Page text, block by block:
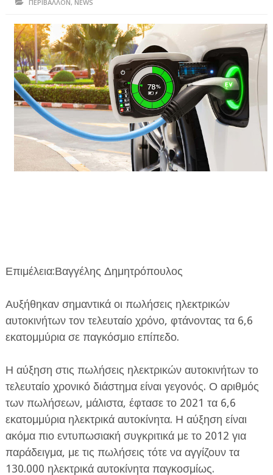
ΗΠΕΙΡΟΣ
ΠΡΕΒΕΖΑ
ΑΡΤΑ
ΙΩΑΝΝΙΝΑ
ΘΕΣΠΡΩΤΙΑ
ΙΟΝΙΑ ΝΗΣΙΑ
ΚΑΙ ΕΛΛΑΔΑ
ΔΙΕΘΝΗ
ΕΦΗΜΕΡΙΔΑ Η ΠΑΡΓΑ
ΠΛΗΡΟΦΟΡΙΕΣ
ΠΕΡΙΒΑΛΛΟΝ, NEWS
Επιμέλεια:Βαγγέλης Δημητρόπουλος
Αυξήθηκαν σημαντικά οι πωλήσεις ηλεκτρικών
αυτοκινήτων τον τελευταίο χρόνο, φτάνοντας τα 6,6
εκατομμύρια σε παγκόσμιο επίπεδο.
Η αύξηση στις πωλήσεις ηλεκτρικών αυτοκινήτων το
τελευταίο χρονικό διάστημα είναι γεγονός. Ο αριθμός
των πωλήσεων, μάλιστα, έφτασε το 2021 τα 6,6
εκατομμύρια ηλεκτρικά αυτοκίνητα. Η αύξηση είναι
ακόμα πιο εντυπωσιακή συγκριτικά με το 2012 για
παράδειγμα, με τις πωλήσεις τότε να αγγίζουν τα
130.000 ηλεκτρικά αυτοκίνητα παγκοσμίως.